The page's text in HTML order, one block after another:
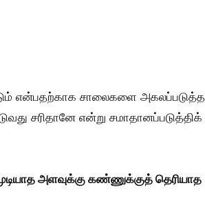
என்பதற்காக சாலைகளை அகலப்படுத்த
சரிதானே என்று சமாதானப்படுத்திக்
அளவுக்கு கண்ணுக்குத் தெரியாத